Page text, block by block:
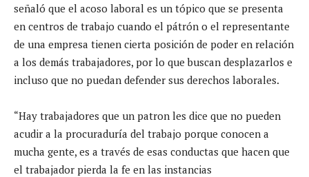
señaló que el acoso laboral es un tópico que se presenta
en centros de trabajo cuando el pátrón o el representante
de una empresa tienen cierta posición de poder en relación
a los demás trabajadores, por lo que buscan desplazarlos e
incluso que no puedan defender sus derechos laborales.
“Hay trabajadores que un patron les dice que no pueden
acudir a la procuraduría del trabajo porque conocen a
mucha gente, es a través de esas conductas que hacen que
el trabajador pierda la fe en las instancias